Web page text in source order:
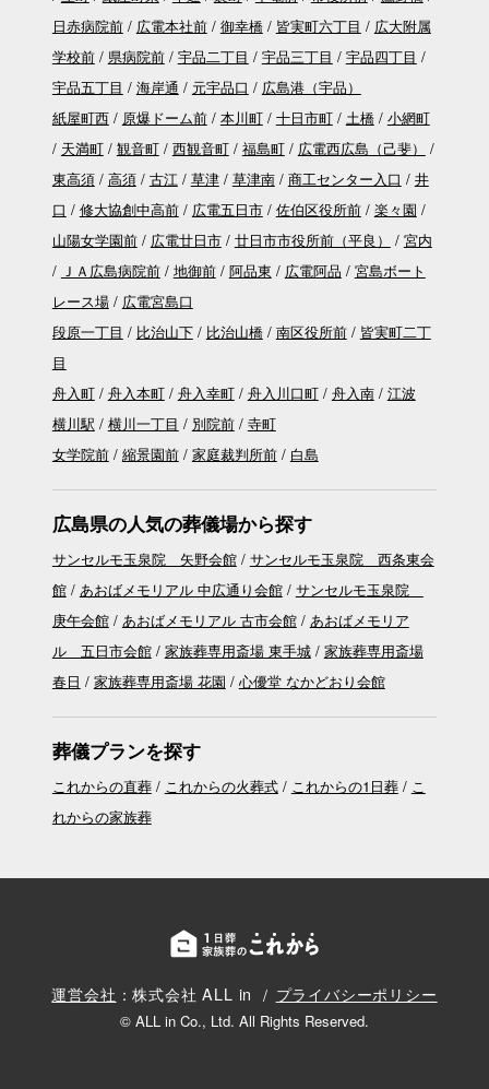
日赤病院前
広電本社前 御幸橋 皆実町六丁目
広大附属
学校前
県病院前 宇品二丁目 宇品三丁目
宇品四丁目
宇品五丁目
海岸通 元宇品口
広島港（宇品）
紙屋町西
原爆ドーム前 本川町 十日市町 土橋
小網町
天満町
観音町 西観音町 福島町
広電西広島（己斐）
東高須
高須 古江 草津 草津南 商工センター入口
井
口
修大協創中高前 広電五日市 佐伯区役所前
楽々園
山陽女学園前
広電廿日市 廿日市市役所前（平良）
宮内
ＪＡ広島病院前
地御前 阿品東 広電阿品
宮島ボート
レース場
広電宮島口
段原一丁目
比治山下 比治山橋 南区役所前
皆実町二丁
目
舟入町
舟入本町 舟入幸町 舟入川口町 舟入南
江波
横川駅
横川一丁目 別院前
寺町
女学院前
縮景園前 家庭裁判所前 白島
広島県の人気の葬儀場から探す
サンセルモ玉泉院 矢野会館
サンセルモ玉泉院 西条東会
館
あおばメモリアル 中広通り会館
サンセルモ玉泉院
庚午会館
あおばメモリアル 古市会館
あおばメモリア
ル 五日市会館
家族葬専用斎場 東手城
家族葬専用斎場
春日
家族葬専用斎場 花園 心優堂 なかどおり会館
葬儀プランを探す
これからの直葬 これからの火葬式 これからの1日葬
こ
れからの家族葬
運営会社 ：株式会社 ALL in プライバシーポリシー
© ALL in Co., Ltd. All Rights Reserved.